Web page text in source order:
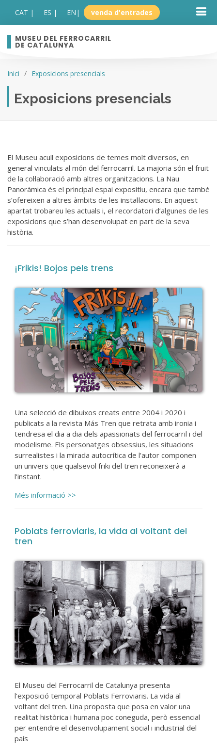
CAT | ES | EN | venda d'entrades
MUSEU DEL FERROCARRIL
DE CATALUNYA
Inici Exposicions presencials
Exposicions presencials
El Museu acull exposicions de temes molt diversos, en
general vinculats al món del ferrocarril. La majoria són el fruit
de la col·laboració amb altres organitzacions. La Nau
Panoràmica és el principal espai expositiu, encara que també
s’ofereixen a altres àmbits de les instal·lacions. En aquest
apartat trobareu les actuals i, el recordatori d’algunes de les
exposicions que s’han desenvolupat en part de la seva
història.
¡Frikis! Bojos pels trens
Una selecció de dibuixos creats entre 2004 i 2020 i
publicats a la revista Más Tren que retrata amb ironia i
tendresa el dia a dia dels apassionats del ferrocarril i del
modelisme. Els personatges obsessius, les situacions
surrealistes i la mirada autocrítica de l'autor componen
un univers que qualsevol friki del tren reconeixerà a
l'instant.
Més informació >>
Poblats ferroviaris, la vida al voltant del
tren
El Museu del Ferrocarril de Catalunya presenta
l'exposició temporal Poblats Ferroviaris. La vida al
voltant del tren. Una proposta que posa en valor una
realitat històrica i humana poc coneguda, però essencial
per entendre el desenvolupament social i industrial del
país